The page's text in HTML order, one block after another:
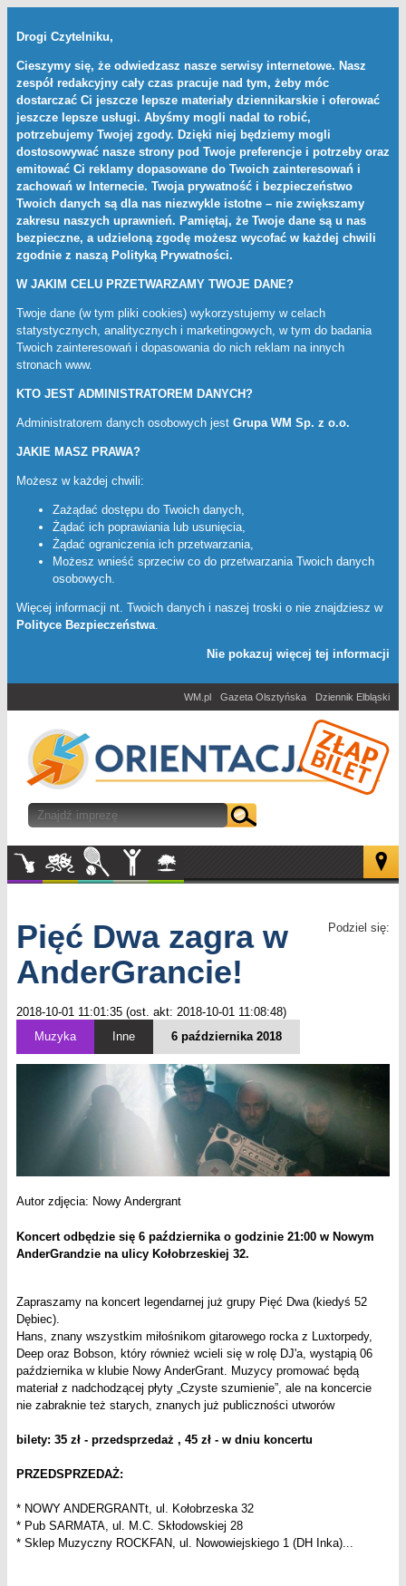
Drogi Czytelniku,
Cieszymy się, że odwiedzasz nasze serwisy internetowe. Nasz
zespół redakcyjny cały czas pracuje nad tym, żeby móc
dostarczać Ci jeszcze lepsze materiały dziennikarskie i oferować
jeszcze lepsze usługi. Abyśmy mogli nadal to robić,
potrzebujemy Twojej zgody. Dzięki niej będziemy mogli
dostosowywać nasze strony pod Twoje preferencje i potrzeby oraz
emitować Ci reklamy dopasowane do Twoich zainteresowań i
zachowań w Internecie. Twoja prywatność i bezpieczeństwo
Twoich danych są dla nas niezwykle istotne – nie zwiększamy
zakresu naszych uprawnień. Pamiętaj, że Twoje dane są u nas
bezpieczne, a udzieloną zgodę możesz wycofać w każdej chwili
zgodnie z naszą Polityką Prywatności.
W JAKIM CELU PRZETWARZAMY TWOJE DANE?
Twoje dane (w tym pliki cookies) wykorzystujemy w celach
statystycznych, analitycznych i marketingowych, w tym do badania
Twoich zainteresowań i dopasowania do nich reklam na innych
stronach www.
KTO JEST ADMINISTRATOREM DANYCH?
Administratorem danych osobowych jest Grupa WM Sp. z o.o.
JAKIE MASZ PRAWA?
Możesz w każdej chwili:
Zażądać dostępu do Twoich danych,
Żądać ich poprawiania lub usunięcia,
Żądać ograniczenia ich przetwarzania,
Możesz wnieść sprzeciw co do przetwarzania Twoich danych
osobowych.
Więcej informacji nt. Twoich danych i naszej troski o nie znajdziesz w
Polityce Bezpieczeństwa.
Nie pokazuj więcej tej informacji
Dziennik Elbląski
Gazeta Olsztyńska
WM.pl
MuzykaKultura Sport Inne
Podziel się:
Pięć Dwa zagra w
AnderGrancie!
2018-10-01 11:01:35 (ost. akt: 2018-10-01 11:08:48)
Muzyka
Inne 6 października 2018
Autor zdjęcia: Nowy Andergrant
Koncert odbędzie się 6 października o godzinie 21:00 w Nowym
AnderGrandzie na ulicy Kołobrzeskiej 32.
Zapraszamy na koncert legendarnej już grupy Pięć Dwa (kiedyś 52
Dębiec).
Hans, znany wszystkim miłośnikom gitarowego rocka z Luxtorpedy,
Deep oraz Bobson, który również wcieli się w rolę DJ'a, wystąpią 06
października w klubie Nowy AnderGrant. Muzycy promować będą
materiał z nadchodzącej płyty „Czyste szumienie”, ale na koncercie
nie zabraknie też starych, znanych już publiczności utworów
bilety: 35 zł - przedsprzedaż , 45 zł - w dniu koncertu
PRZEDSPRZEDAŻ:
* NOWY ANDERGRANTt, ul. Kołobrzeska 32
* Pub SARMATA, ul. M.C. Skłodowskiej 28
* Sklep Muzyczny ROCKFAN, ul. Nowowiejskiego 1 (DH Inka)...